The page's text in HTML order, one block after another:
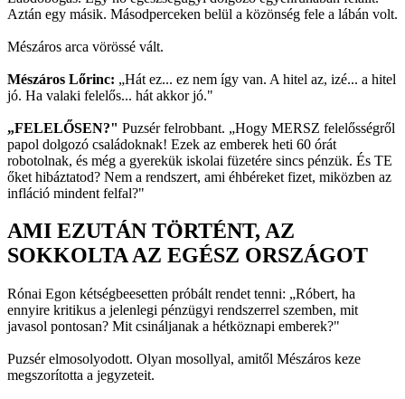
Aztán egy másik. Másodperceken belül a közönség fele a lábán volt.
Mészáros arca vörössé vált.
Mészáros Lőrinc: „Hát ez... ez nem így van. A hitel az, izé... a hitel
jó. Ha valaki felelős... hát akkor jó."
„FELELŐSEN?" Puzsér felrobbant. „Hogy MERSZ felelősségről
papol dolgozó családoknak! Ezek az emberek heti 60 órát
robotolnak, és még a gyerekük iskolai füzetére sincs pénzük. És TE
őket hibáztatod? Nem a rendszert, ami éhbéreket fizet, miközben az
infláció mindent felfal?"
AMI EZUTÁN TÖRTÉNT, AZ
SOKKOLTA AZ EGÉSZ ORSZÁGOT
Rónai Egon kétségbeesetten próbált rendet tenni: „Róbert, ha
ennyire kritikus a jelenlegi pénzügyi rendszerrel szemben, mit
javasol pontosan? Mit csináljanak a hétköznapi emberek?"
Puzsér elmosolyodott. Olyan mosollyal, amitől Mészáros keze
megszorította a jegyzeteit.